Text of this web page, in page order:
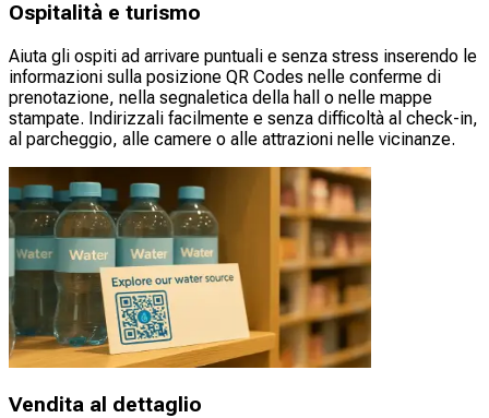
Ospitalità e turismo
Aiuta gli ospiti ad arrivare puntuali e senza stress inserendo le
informazioni sulla posizione QR Codes nelle conferme di
prenotazione, nella segnaletica della hall o nelle mappe
stampate. Indirizzali facilmente e senza difficoltà al check-in,
al parcheggio, alle camere o alle attrazioni nelle vicinanze.
Vendita al dettaglio